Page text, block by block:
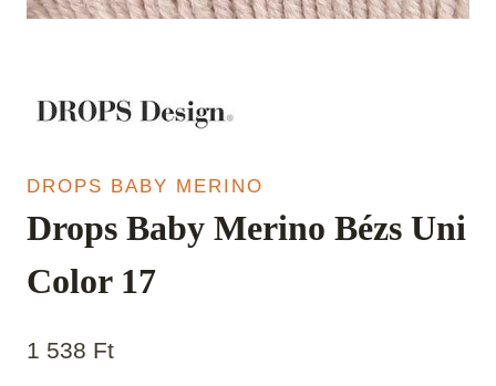
DROPS BABY MERINO
Drops Baby Merino Bézs Uni
Color 17
1 538 Ft